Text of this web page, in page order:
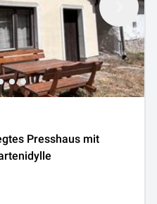
Presshaus mit
Weinkeller Gartenidylle